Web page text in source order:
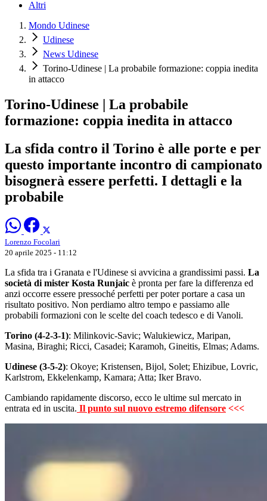
Altri
Mondo Udinese
Udinese
News Udinese
Torino-Udinese | La probabile formazione: coppia inedita
in attacco
Torino-Udinese | La probabile
formazione: coppia inedita in attacco
La sfida contro il Torino è alle porte e per
questo importante incontro di campionato
bisognerà essere perfetti. I dettagli e la
probabile
Lorenzo Focolari
20 aprile 2025 - 11:12
La sfida tra i Granata e l'Udinese si avvicina a grandissimi passi. La
società di mister Kosta Runjaic è pronta per fare la differenza ed
anzi occorre essere pressoché perfetti per poter portare a casa un
risultato positivo. Non perdiamo altro tempo e passiamo alle
probabili formazioni con le scelte del coach tedesco e di Vanoli.
Torino (4-2-3-1): Milinkovic-Savic; Walukiewicz, Maripan,
Masina, Biraghi; Ricci, Casadei; Karamoh, Gineitis, Elmas; Adams.
Udinese (3-5-2): Okoye; Kristensen, Bijol, Solet; Ehizibue, Lovric,
Karlstrom, Ekkelenkamp, Kamara; Atta; Iker Bravo.
Cambiando rapidamente discorso, ecco le ultime sul mercato in
entrata ed in uscita. Il punto sul nuovo estremo difensore <<<